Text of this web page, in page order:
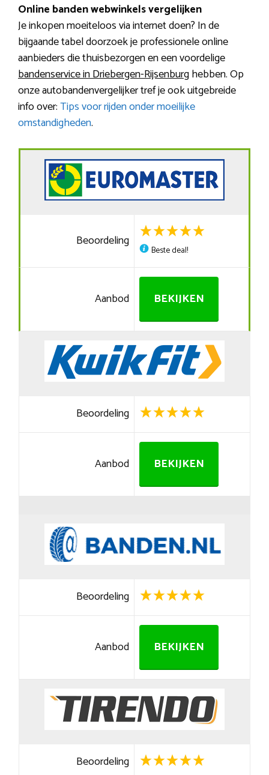
Online banden webwinkels vergelijken
Je inkopen moeiteloos via internet doen? In de
bijgaande tabel doorzoek je professionele online
aanbieders die thuisbezorgen en een voordelige
bandenservice in Driebergen-Rijsenburghebben. Op
onze autobandenvergelijker tref je ook uitgebreide
info over:Tips voor rijden onder moeilijke
omstandigheden.
Beoordeling
Beste deal!
Aanbod BEKIJKEN
Beoordeling
Aanbod BEKIJKEN
Beoordeling
Aanbod BEKIJKEN
Beoordeling